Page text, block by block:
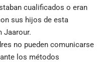
cualificados o eran
sus hijos de esta
Jaarour.
no pueden comunicarse
los métodos